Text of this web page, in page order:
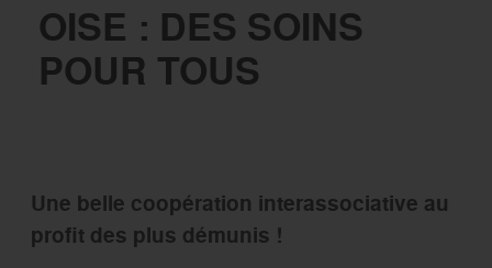
OISE : DES SOINS
POUR TOUS
Une belle coopération interassociative au
profit des plus démunis !